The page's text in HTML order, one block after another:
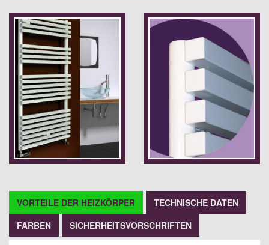
VORTEILE DER HEIZKÖRPER
TECHNISCHE DATEN
FARBEN
SICHERHEITSVORSCHRIFTEN